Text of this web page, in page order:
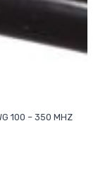
100 – 350 MHZ